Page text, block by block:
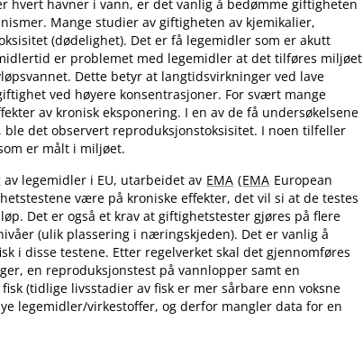
hvert havner i vann, er det vanlig å bedømme giftigheten
Mange studier av giftigheten av kjemikalier,
(dødelighet). Det er få legemidler som er akutt
er problemet med legemidler at det tilføres miljøet
Dette betyr at langtidsvirkninger ved lave
ved høyere konsentrasjoner. For svært mange
av kronisk eksponering. I en av de få undersøkelsene
det observert reproduksjonstoksisitet. I noen tilfeller
er målt i miljøet.
legemidler i EU, utarbeidet av EMA (EMA European
være på kroniske effekter, det vil si at de testes
Det er også et krav at giftighetstester gjøres på flere
(ulik plassering i næringskjeden). Det er vanlig å
i disse testene. Etter regelverket skal det gjennomføres
en reproduksjonstest på vannlopper samt en
(tidlige livsstadier av fisk er mer sårbare enn voksne
legemidler​/​virkestoffer, og derfor mangler data for en